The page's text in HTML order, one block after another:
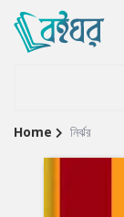
Site
Home নির্ঝর